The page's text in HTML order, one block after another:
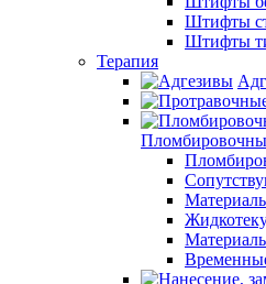
Штифты
Штифты
Терапия